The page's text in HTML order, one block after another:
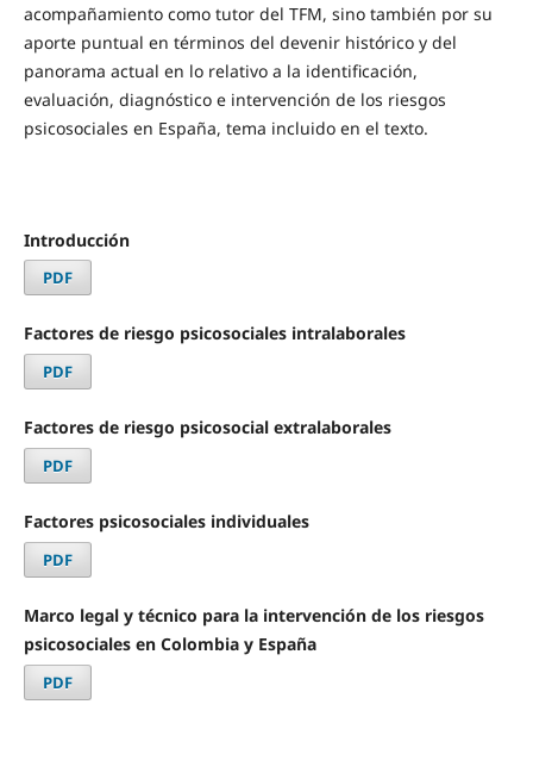
acompañamiento como tutor del TFM, sino también por su
aporte puntual en términos del devenir histórico y del
panorama actual en lo relativo a la identificación,
evaluación, diagnóstico e intervención de los riesgos
psicosociales en España, tema incluido en el texto.
Introducción
PDF
Factores de riesgo psicosociales intralaborales
PDF
Factores de riesgo psicosocial extralaborales
PDF
Factores psicosociales individuales
PDF
Marco legal y técnico para la intervención de los riesgos
psicosociales en Colombia y España
PDF